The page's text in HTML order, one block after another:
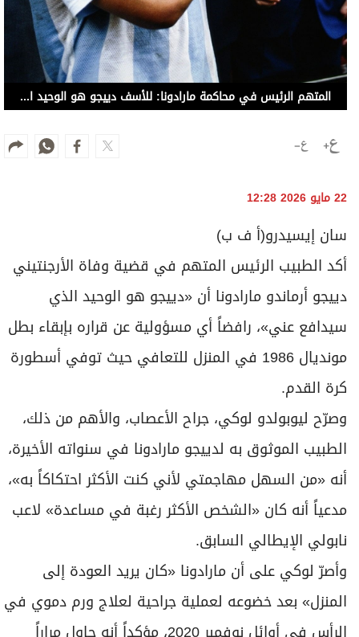
المتهم الرئيس في محاكمة مارادونا: للأسف دييجو هو الوحيد القادر على الدفاع عني!
22 مايو 2026 12:28
سان إيسيدرو(أ ف ب)
أكد الطبيب الرئيس المتهم في قضية وفاة الأرجنتيني
دييجو أرماندو مارادونا أن «دييجو هو الوحيد الذي
سيدافع عني»، رافضاً أي مسؤولية عن قراره بإبقاء بطل
مونديال 1986 في المنزل للتعافي حيث توفي أسطورة
كرة القدم.
وصرّح ليوبولدو لوكي، جراح الأعصاب، والأهم من ذلك،
الطبيب الموثوق به لدييجو مارادونا في سنواته الأخيرة،
أنه «من السهل مهاجمتي لأني كنت الأكثر احتكاكاً به»،
مدعياً أنه كان «الشخص الأكثر رغبة في مساعدة» لاعب
نابولي الإيطالي السابق.
وأصرّ لوكي على أن مارادونا «كان يريد العودة إلى
المنزل» بعد خضوعه لعملية جراحية لعلاج ورم دموي في